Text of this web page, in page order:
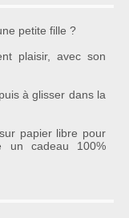
petite fille ?
plaisir, avec son
puis à glisser dans la
papier libre pour
un cadeau 100%